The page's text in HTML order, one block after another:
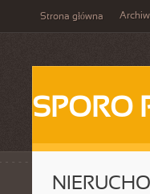
Strona główna
SPORO